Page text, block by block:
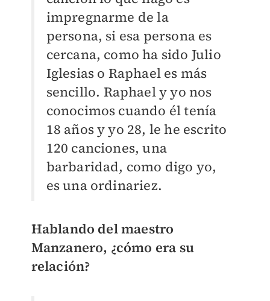
impregnarme de la
persona, si esa persona es
cercana, como ha sido Julio
Iglesias o Raphael es más
sencillo. Raphael y yo nos
conocimos cuando él tenía
18 años y yo 28, le he escrito
120 canciones, una
barbaridad, como digo yo,
es una ordinariez.
Hablando del maestro
Manzanero, ¿cómo era su
relación?